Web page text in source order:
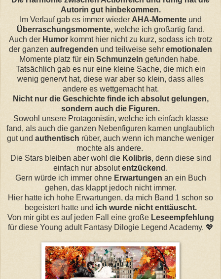
Autorin gut hinbekommen.
Im Verlauf gab es immer wieder AHA-Momenteund
Überraschungsmomente, welche ich großartig fand.
Auch der Humor kommt hier nicht zu kurz, sodass ich trotz
der ganzen aufregenden und teilweise sehr emotionalen
Momente platz für ein Schmunzeln gefunden habe.
Tatsächlich gab es nur eine kleine Sache, die mich ein
wenig genervt hat, diese war aber so klein, dass alles
andere es wettgemacht hat.
Nicht nur die Geschichte finde ich absolut gelungen,
sondern auch die Figuren.
Sowohl unsere Protagonistin, welche ich einfach klasse
fand, als auch die ganzen Nebenfiguren kamen unglaublich
gut und authentisch rüber, auch wenn ich manche weniger
mochte als andere.
Die Stars bleiben aber wohl die Kolibris, denn diese sind
einfach nur absolutentzückend .
Gern würde ich immer ohne Erwartungen an ein Buch
gehen, das klappt jedoch nicht immer.
Hier hatte ich hohe Erwartungen, da mich Band 1 schon so
begeistert hatte und ich wurde nicht enttäuscht.
Von mir gibt es auf jeden Fall eine große Leseempfehlung
für diese Young adult Fantasy Dilogie Legend Academy. 💖